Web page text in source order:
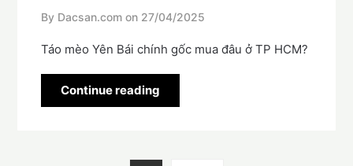
By Dacsan.com on 27/04/2025
Táo mèo Yên Bái chính gốc mua đâu ở TP HCM?
Continue reading